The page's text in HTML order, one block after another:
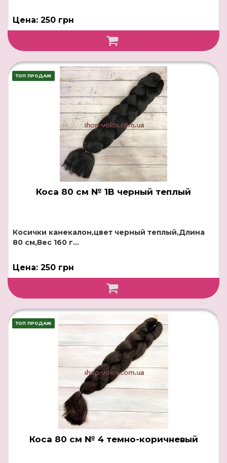
Цена: 250 грн
ТОП ПРОДАЖ
Коса 80 см № 1B черный теплый
Косички канекалон,цвет черный теплый,Длина
80 см,Вес 160 г...
Цена: 250 грн
ТОП ПРОДАЖ
Коса 80 см № 4 темно-коричневый